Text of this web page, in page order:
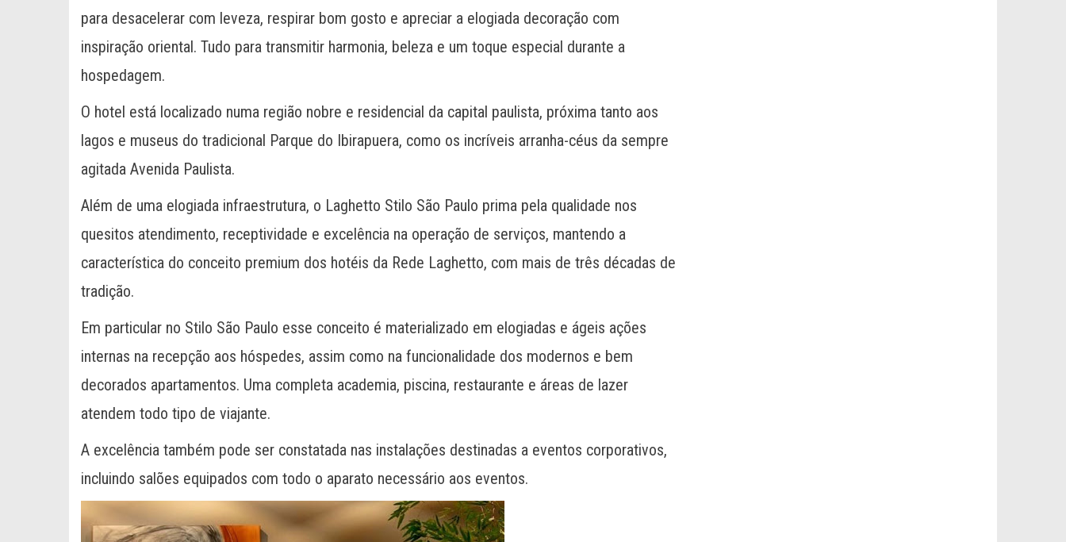
para desacelerar com leveza, respirar bom gosto e apreciar a elogiada decoração com
inspiração oriental. Tudo para transmitir harmonia, beleza e um toque especial durante a
hospedagem.
O hotel está localizado numa região nobre e residencial da capital paulista, próxima tanto aos
lagos e museus do tradicional Parque do Ibirapuera, como os incríveis arranha-céus da sempre
agitada Avenida Paulista.
Além de uma elogiada infraestrutura, o Laghetto Stilo São Paulo prima pela qualidade nos
quesitos atendimento, receptividade e excelência na operação de serviços, mantendo a
característica do conceito premium dos hotéis da Rede Laghetto, com mais de três décadas de
tradição.
Em particular no Stilo São Paulo esse conceito é materializado em elogiadas e ágeis ações
internas na recepção aos hóspedes, assim como na funcionalidade dos modernos e bem
decorados apartamentos. Uma completa academia, piscina, restaurante e áreas de lazer
atendem todo tipo de viajante.
A excelência também pode ser constatada nas instalações destinadas a eventos corporativos,
incluindo salões equipados com todo o aparato necessário aos eventos.